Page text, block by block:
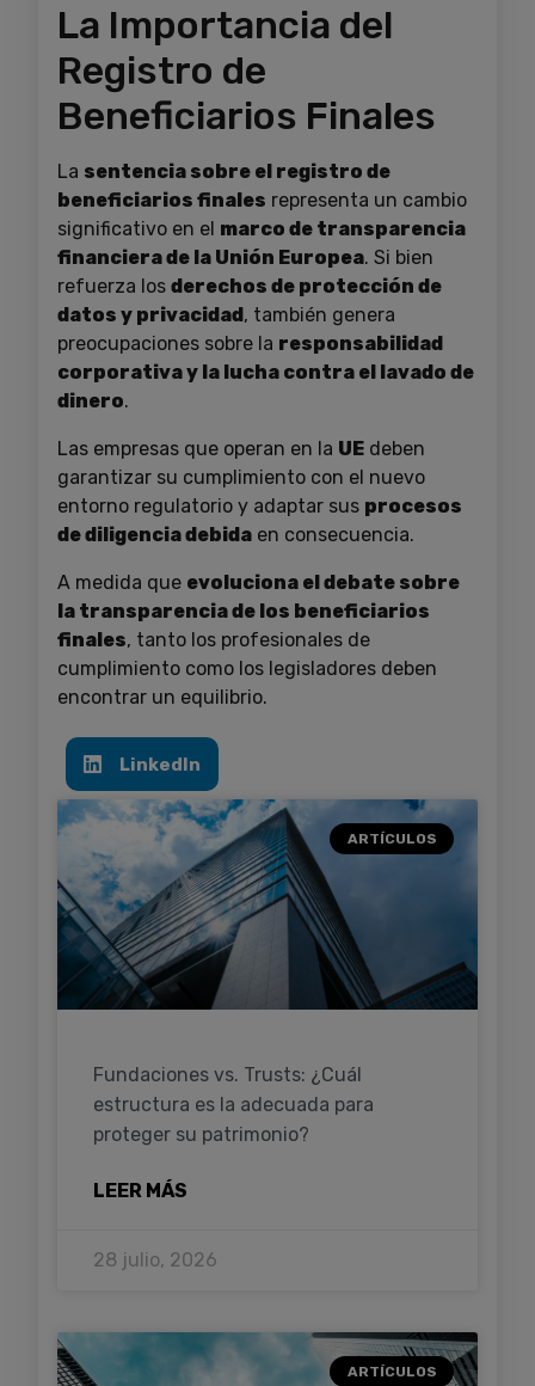
La Importancia del
Registro de
Beneficiarios Finales
La sentencia sobre el registro de
beneficiarios finales representa un cambio
significativo en el marco de transparencia
financiera de la Unión Europea. Si bien
refuerza los derechos de protección de
datos y privacidad, también genera
preocupaciones sobre la responsabilidad
corporativa y la lucha contra el lavado de
dinero.
Las empresas que operan en la UE deben
garantizar su cumplimiento con el nuevo
entorno regulatorio y adaptar sus procesos
de diligencia debida en consecuencia.
A medida que evoluciona el debate sobre
la transparencia de los beneficiarios
finales, tanto los profesionales de
cumplimiento como los legisladores deben
encontrar un equilibrio.
LinkedIn
ARTÍCULOS
Fundaciones vs. Trusts: ¿Cuál
estructura es la adecuada para
proteger su patrimonio?
LEER MÁS
28 julio, 2026
ARTÍCULOS